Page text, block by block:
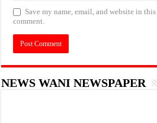
Save my name, email, and website in
comment.
NEWS WANI NEWSPAPER